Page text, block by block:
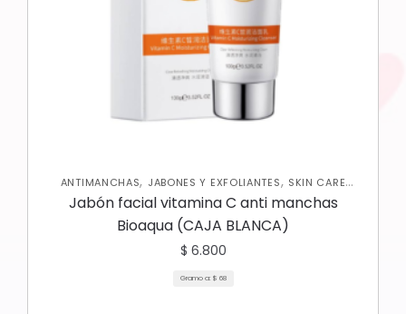
ANTIMANCHAS, JABONES Y EXFOLIANTES, SKIN CARE
CORPORAL
Jabón facial vitamina C anti manchas
Bioaqua (CAJA BLANCA)
$ 6.800
Gramo a: $ 68